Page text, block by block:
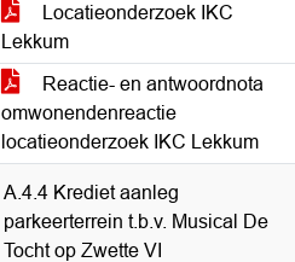
Locatieonderzoek IKC
Lekkum
Reactie- en antwoordnota
omwonendenreactie
locatieonderzoek IKC Lekkum
A.4.4 Krediet aanleg
parkeerterrein t.b.v. Musical De
Tocht op Zwette VI